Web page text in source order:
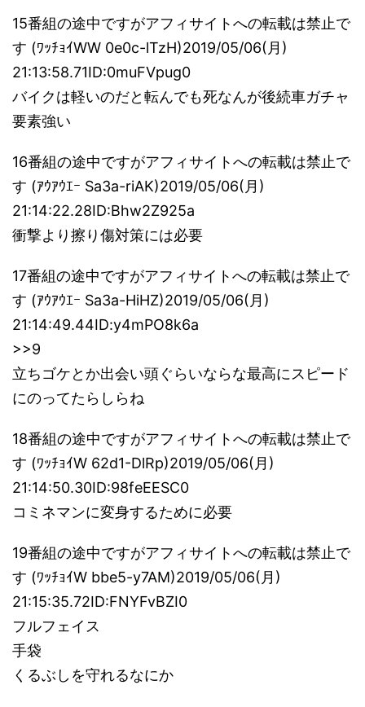
15番組の途中ですがアフィサイトへの転載は禁止で
す (ﾜｯﾁｮｲWW 0e0c-lTzH)2019/05/06(月)
21:13:58.71ID:0muFVpug0
バイクは軽いのだと転んでも死なんが後続車ガチャ
要素強い
16番組の途中ですがアフィサイトへの転載は禁止で
す (ｱｳｱｳｴｰ Sa3a-riAK)2019/05/06(月)
21:14:22.28ID:Bhw2Z925a
衝撃より擦り傷対策には必要
17番組の途中ですがアフィサイトへの転載は禁止で
す (ｱｳｱｳｴｰ Sa3a-HiHZ)2019/05/06(月)
21:14:49.44ID:y4mPO8k6a
>>9
立ちゴケとか出会い頭ぐらいならな最高にスピード
にのってたらしらね
18番組の途中ですがアフィサイトへの転載は禁止で
す (ﾜｯﾁｮｲW 62d1-DlRp)2019/05/06(月)
21:14:50.30ID:98feEESC0
コミネマンに変身するために必要
19番組の途中ですがアフィサイトへの転載は禁止で
す (ﾜｯﾁｮｲW bbe5-y7AM)2019/05/06(月)
21:15:35.72ID:FNYFvBZI0
フルフェイス
手袋
くるぶしを守れるなにか